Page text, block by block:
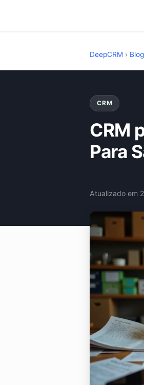
DeepCRM › Blog
CRM
CRM
Para
Atualizado em